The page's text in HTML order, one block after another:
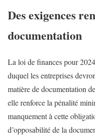
Des exigences
documentation
La loi de finances pour
duquel les entreprises
matière de documentation
elle renforce la pénalité
manquement à cette
d’opposabilité de la